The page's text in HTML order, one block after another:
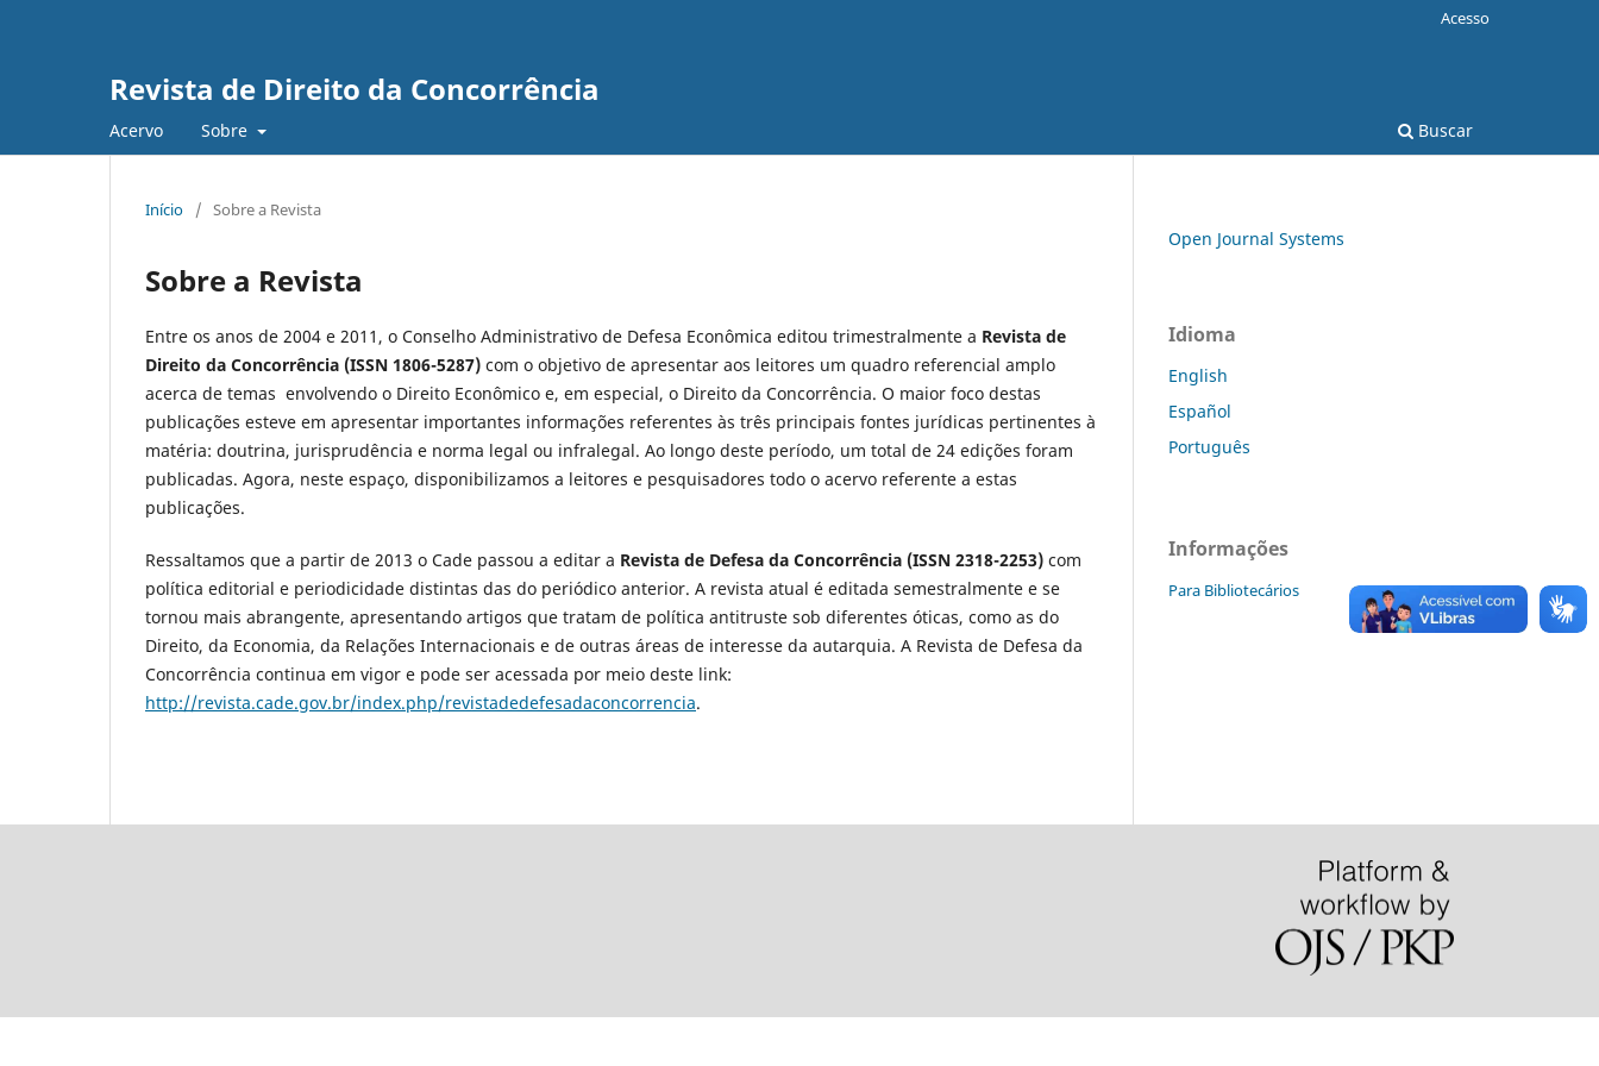
Revista de Direito da Concorrência
Acervo Sobre Buscar
Acesso
Início / Sobre a Revista
Sobre a Revista
Entre os anos de 2004 e 2011, o Conselho Administrativo de Defesa Econômica editou trimestralmente a Revista de
Direito da Concorrência (ISSN 1806-5287) com o objetivo de apresentar aos leitores um quadro referencial amplo
acerca de temas envolvendo o Direito Econômico e, em especial, o Direito da Concorrência. O maior foco destas
publicações esteve em apresentar importantes informações referentes às três principais fontes jurídicas pertinentes à
matéria: doutrina, jurisprudência e norma legal ou infralegal. Ao longo deste período, um total de 24 edições foram
publicadas. Agora, neste espaço, disponibilizamos a leitores e pesquisadores todo o acervo referente a estas
publicações.
Ressaltamos que a partir de 2013 o Cade passou a editar a Revista de Defesa da Concorrência (ISSN 2318-2253) com
política editorial e periodicidade distintas das do periódico anterior. A revista atual é editada semestralmente e se
tornou mais abrangente, apresentando artigos que tratam de política antitruste sob diferentes óticas, como as do
Direito, da Economia, da Relações Internacionais e de outras áreas de interesse da autarquia. A Revista de Defesa da
Concorrência continua em vigor e pode ser acessada por meio deste link:
http://revista.cade.gov.br/index.php/revistadedefesadaconcorrencia.
Open Journal Systems
Idioma
English
Español
Português
Informações
Para Bibliotecários